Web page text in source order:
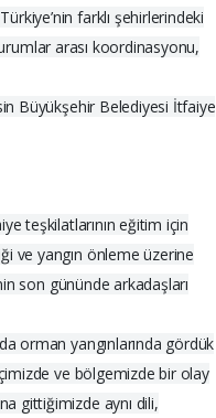
farklı şehirlerindeki
arası koordinasyonu,
Büyükşehir Belediyesi İtfaiye
teşkilatlarının eğitim için
ve yangın önleme üzerine
son gününde arkadaşları
orman yangınlarında gördük
ve bölgemizde bir olay
gittiğimizde aynı dili,